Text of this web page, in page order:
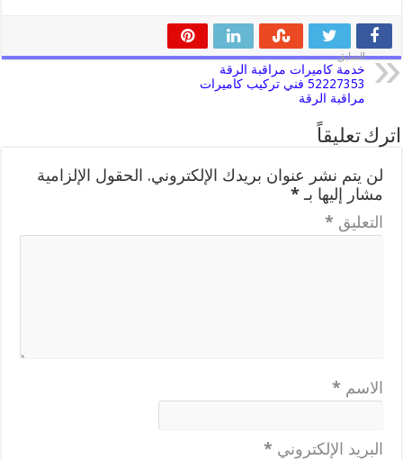
السابق
خدمة كاميرات مراقبة الرقة
52227353 فني تركيب كاميرات
مراقبة الرقة
اترك تعليقاً
لن يتم نشر عنوان بريدك الإلكتروني. الحقول الإلزامية
مشار إليها بـ*
التعليق *
الاسم *
البريد الإلكتروني *